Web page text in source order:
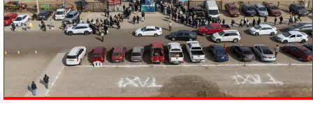
soychile
soyarica
soyiquique